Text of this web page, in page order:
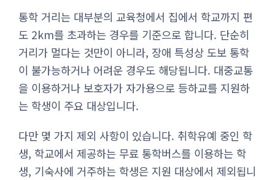
통학 거리는 대부분의 교육청에서 집에서 학교까지 편
도 2km를 초과하는 경우를 기준으로 합니다. 단순히
거리가 멀다는 것만이 아니라, 장애 특성상 도보 통학
이 불가능하거나 어려운 경우도 해당됩니다. 대중교통
을 이용하거나 보호자가 자가용으로 등하교를 지원하
는 학생이 주요 대상입니다.
다만 몇 가지 제외 사항이 있습니다. 취학유예 중인 학
생, 학교에서 제공하는 무료 통학버스를 이용하는 학
생, 기숙사에 거주하는 학생은 지원 대상에서 제외됩니